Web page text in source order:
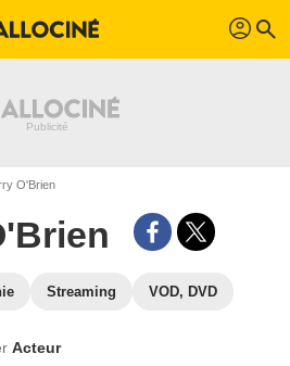
profil search
O'Brien
Streaming VOD, DVD
Acteur